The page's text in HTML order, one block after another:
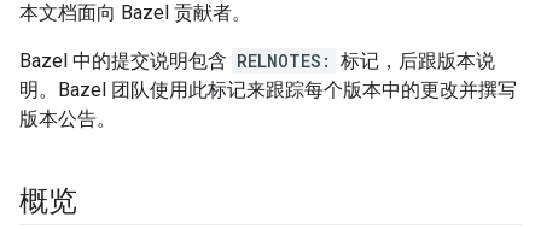
本文档面向 Bazel 贡献者。
Bazel 中的提交说明包含 RELNOTES: 标记，后跟版本说
明。Bazel 团队使用此标记来跟踪每个版本中的更改并撰写
版本公告。
概览